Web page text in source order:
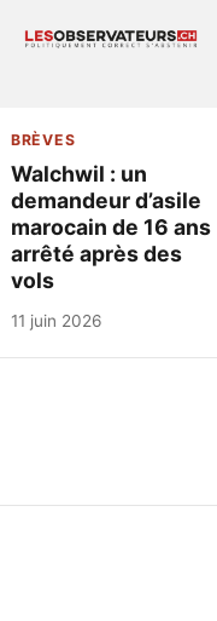
BRÈVES
Walchwil : un
demandeur d’asile
marocain de 16 ans
arrêté après des
vols
11 juin 2026